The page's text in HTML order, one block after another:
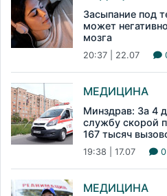
Засыпание под
может
мозга
20:37 | 22.07
МЕДИЦИНА
Минздрав: За 4
службу скорой
167 тысяч
19:38 | 17.07 0
МЕДИЦИНА